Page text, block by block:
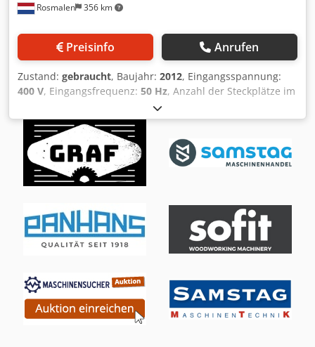
Rosmalen 356 km
Preisinfo Anrufen
Zustand: gebraucht, Baujahr: 2012, Eingangsspannung:
400 V, Eingangsfrequenz: 50 Hz, Anzahl der Steckplätze im
, Ausstattung:
Biesse Klever 1836 G FT CNC-Bearbeitungszentrum
Csdpfxjzqt Ers Akqjrf Beschreibung (Trotz größter Sorgfalt
behalten wir uns Änderungen, Irrtümer in technischen
Daten, Preisen und allen Angaben (Tipp-)Fehler
vorbehalten. Für gedruckte Daten übernehmen wir keine
Preise zzgl. Anzeigenkosten MachineSeeker / Preise exkl.
Inserierungskosten MaschinenSucher Die besten
Holzbearbeitungsmaschinen aus den Niederlanden De
beste gebruikte machines uit Nederland